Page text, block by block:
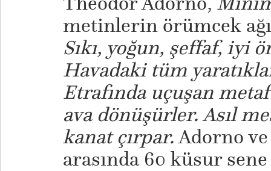
metinlerin örümcek
Sıkı, yoğun, şeffaf, iyi
Havadaki tüm
Etrafında uçuşan
ava dönüşürler. Asıl
kanat çırpar.Adorno
arasında 60 küsur